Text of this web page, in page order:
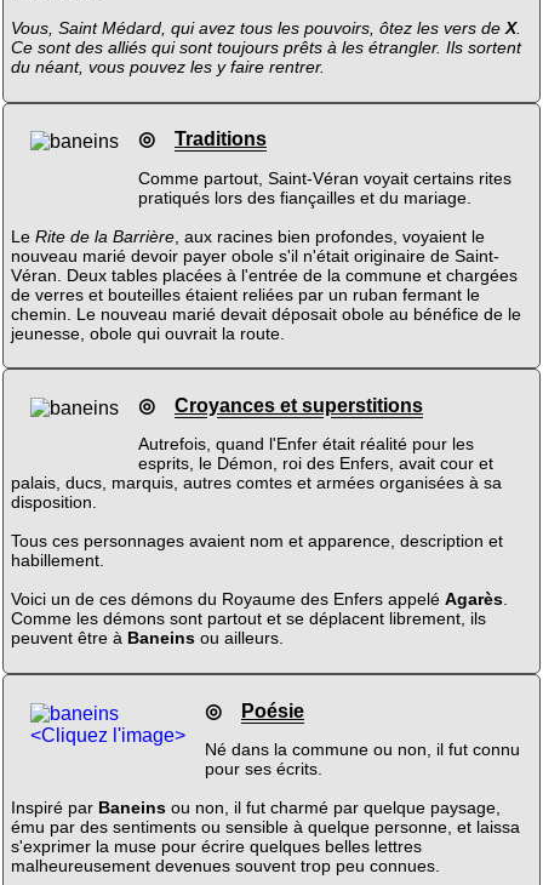
Vous, Saint Médard, qui avez tous les pouvoirs, ôtez les vers de X.
Ce sont des alliés qui sont toujours prêts à les étrangler. Ils sortent
du néant, vous pouvez les y faire rentrer.
◎ Traditions
Comme partout, Saint-Véran voyait certains rites
pratiqués lors des fiançailles et du mariage.
Le Rite de la Barrière, aux racines bien profondes, voyaient le
nouveau marié devoir payer obole s'il n'était originaire de Saint-
Véran. Deux tables placées à l'entrée de la commune et chargées
de verres et bouteilles étaient reliées par un ruban fermant le
chemin. Le nouveau marié devait déposait obole au bénéfice de le
jeunesse, obole qui ouvrait la route.
◎ Croyances et superstitions
Autrefois, quand l'Enfer était réalité pour les
esprits, le Démon, roi des Enfers, avait cour et
palais, ducs, marquis, autres comtes et armées organisées à sa
disposition.
Tous ces personnages avaient nom et apparence, description et
habillement.
Voici un de ces démons du Royaume des Enfers appelé Agarès.
Comme les démons sont partout et se déplacent librement, ils
peuvent être à Baneinsou ailleurs.
<Cliquez l'image>
◎ Poésie
Né dans la commune ou non, il fut connu
pour ses écrits.
Inspiré par Baneinsou non, il fut charmé par quelque paysage,
ému par des sentiments ou sensible à quelque personne, et laissa
s'exprimer la muse pour écrire quelques belles lettres
malheureusement devenues souvent trop peu connues.